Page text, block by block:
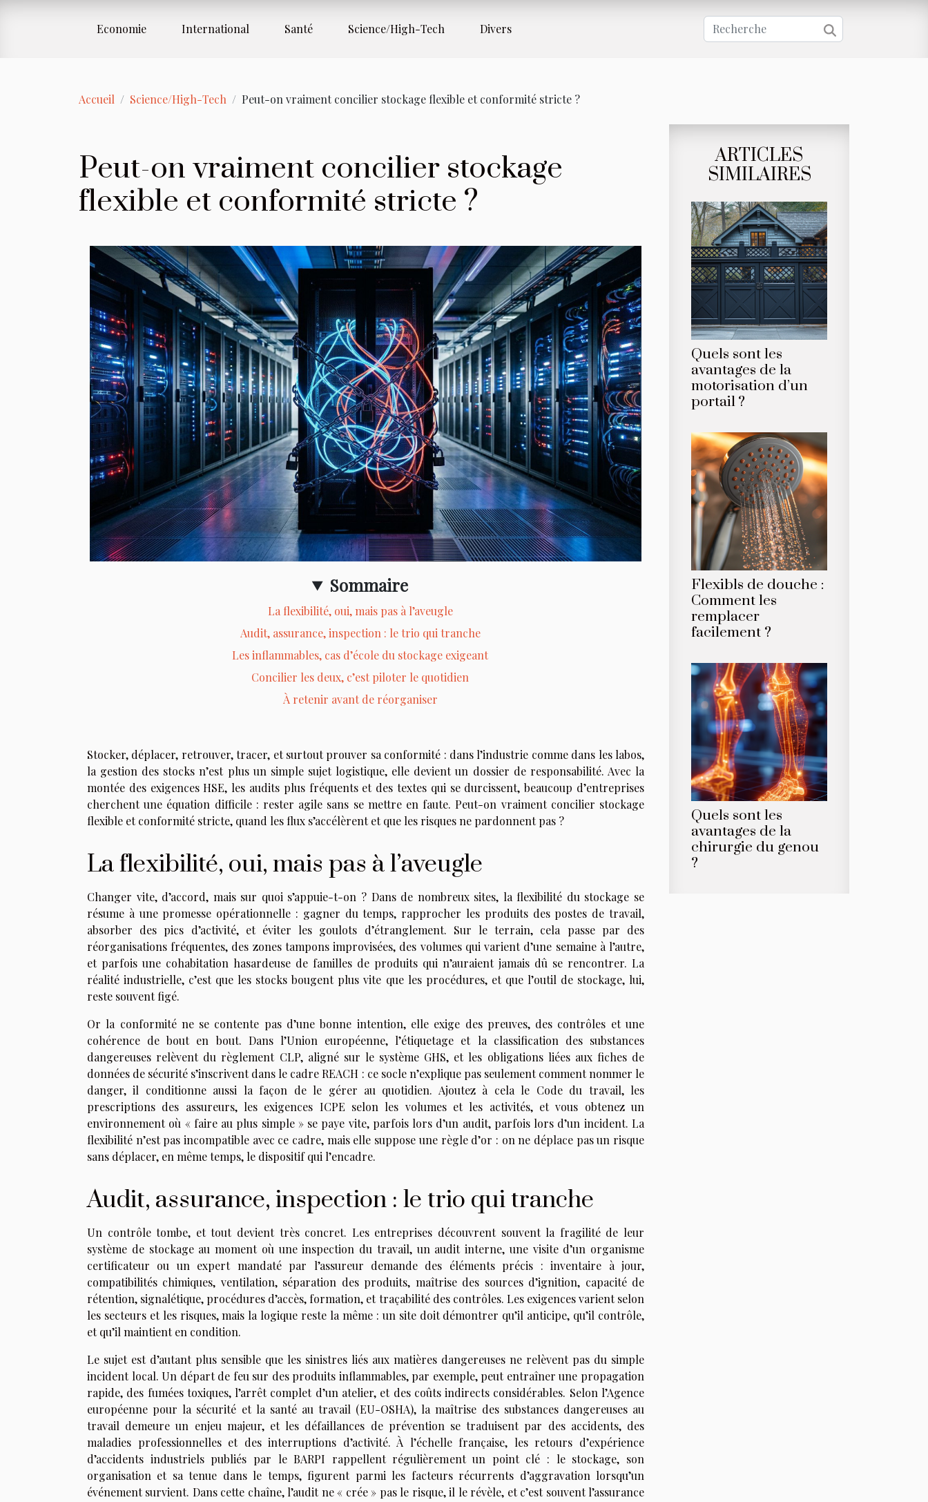
Economie International Santé Science/High-Tech Divers
Accueil Science/High-Tech Peut-on vraiment concilier stockage flexible et conformité stricte ?
Peut-on vraiment concilier stockage
flexible et conformité stricte ?
Sommaire
La flexibilité, oui, mais pas à l’aveugle
Audit, assurance, inspection : le trio qui tranche
Les inflammables, cas d’école du stockage exigeant
Concilier les deux, c’est piloter le quotidien
À retenir avant de réorganiser
Stocker, déplacer, retrouver, tracer, et surtout prouver sa conformité : dans l’industrie comme dans les labos,
la gestion des stocks n’est plus un simple sujet logistique, elle devient un dossier de responsabilité. Avec la
montée des exigences HSE, les audits plus fréquents et des textes qui se durcissent, beaucoup d’entreprises
cherchent une équation difficile : rester agile sans se mettre en faute. Peut-on vraiment concilier stockage
flexible et conformité stricte, quand les flux s’accélèrent et que les risques ne pardonnent pas ?
La flexibilité, oui, mais pas à l’aveugle
Changer vite, d’accord, mais sur quoi s’appuie-t-on ? Dans de nombreux sites, la flexibilité du stockage se
résume à une promesse opérationnelle : gagner du temps, rapprocher les produits des postes de travail,
absorber des pics d’activité, et éviter les goulots d’étranglement. Sur le terrain, cela passe par des
réorganisations fréquentes, des zones tampons improvisées, des volumes qui varient d’une semaine à l’autre,
et parfois une cohabitation hasardeuse de familles de produits qui n’auraient jamais dû se rencontrer. La
réalité industrielle, c’est que les stocks bougent plus vite que les procédures, et que l’outil de stockage, lui,
reste souvent figé.
Or la conformité ne se contente pas d’une bonne intention, elle exige des preuves, des contrôles et une
cohérence de bout en bout. Dans l’Union européenne, l’étiquetage et la classification des substances
dangereuses relèvent du règlement CLP, aligné sur le système GHS, et les obligations liées aux fiches de
données de sécurité s’inscrivent dans le cadre REACH : ce socle n’explique pas seulement comment nommer le
danger, il conditionne aussi la façon de le gérer au quotidien. Ajoutez à cela le Code du travail, les
prescriptions des assureurs, les exigences ICPE selon les volumes et les activités, et vous obtenez un
environnement où « faire au plus simple » se paye vite, parfois lors d’un audit, parfois lors d’un incident. La
flexibilité n’est pas incompatible avec ce cadre, mais elle suppose une règle d’or : on ne déplace pas un risque
sans déplacer, en même temps, le dispositif qui l’encadre.
Audit, assurance, inspection : le trio qui tranche
Un contrôle tombe, et tout devient très concret. Les entreprises découvrent souvent la fragilité de leur
système de stockage au moment où une inspection du travail, un audit interne, une visite d’un organisme
certificateur ou un expert mandaté par l’assureur demande des éléments précis : inventaire à jour,
compatibilités chimiques, ventilation, séparation des produits, maîtrise des sources d’ignition, capacité de
rétention, signalétique, procédures d’accès, formation, et traçabilité des contrôles. Les exigences varient selon
les secteurs et les risques, mais la logique reste la même : un site doit démontrer qu’il anticipe, qu’il contrôle,
et qu’il maintient en condition.
Le sujet est d’autant plus sensible que les sinistres liés aux matières dangereuses ne relèvent pas du simple
incident local. Un départ de feu sur des produits inflammables, par exemple, peut entraîner une propagation
rapide, des fumées toxiques, l’arrêt complet d’un atelier, et des coûts indirects considérables. Selon l’Agence
européenne pour la sécurité et la santé au travail (EU-OSHA), la maîtrise des substances dangereuses au
travail demeure un enjeu majeur, et les défaillances de prévention se traduisent par des accidents, des
maladies professionnelles et des interruptions d’activité. À l’échelle française, les retours d’expérience
d’accidents industriels publiés par le BARPI rappellent régulièrement un point clé : le stockage, son
organisation et sa tenue dans le temps, figurent parmi les facteurs récurrents d’aggravation lorsqu’un
événement survient. Dans cette chaîne, l’audit ne « crée » pas le risque, il le révèle, et c’est souvent l’assurance
ARTICLES
SIMILAIRES
Quels sont les
avantages de la
motorisation d’un
portail ?
Flexibls de douche :
Comment les
remplacer
facilement ?
Quels sont les
avantages de la
chirurgie du genou
?